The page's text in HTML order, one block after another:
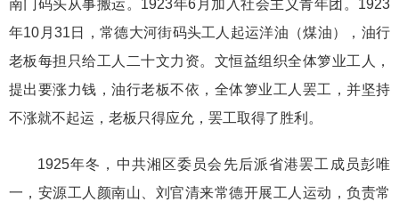
南门码头从事搬运。1923年6月加入社会主义青年团。1923
年10月31日，常德大河街码头工人起运洋油（煤油），油行
老板每担只给工人二十文力资。文恒益组织全体箩业工人，
提出要涨力钱，油行老板不依，全体箩业工人罢工，并坚持
不涨就不起运，老板只得应允，罢工取得了胜利。
1925年冬，中共湘区委员会先后派省港罢工成员彭唯
一，安源工人颜南山、刘官清来常德开展工人运动，负责常